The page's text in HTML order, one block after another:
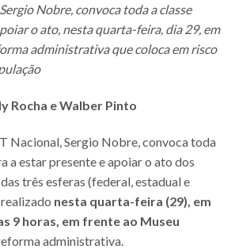
Nobre, convoca toda a classe
o ato, nesta quarta-feira, dia 29, em
administrativa que coloca em risco
Rocha e Walber Pinto
Nacional, Sergio Nobre, convoca toda
a estar presente e apoiar o ato dos
três esferas (federal, estadual e
nesta quarta-feira (29), em
9 horas, em frente ao Museu
administrativa.